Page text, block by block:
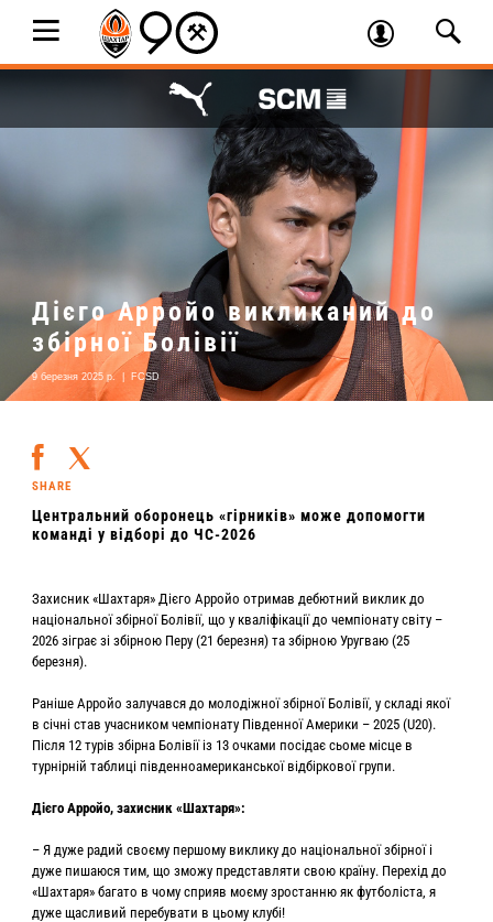
Дієго Арройо викликаний до
збірної Болівії
9 березня 2025 р. FCSD
SHARE
Центральний оборонець «гірників» може допомогти
команді у відборі до ЧС-2026
Захисник «Шахтаря» Дієго Арройо отримав дебютний виклик до
національної збірної Болівії, що у кваліфікації до чемпіонату світу –
2026 зіграє зі збірною Перу (21 березня) та збірною Уругваю (25
березня).
Раніше Арройо залучався до молодіжної збірної Болівії, у складі якої
в січні став учасником чемпіонату Південної Америки – 2025 (U20).
Після 12 турів збірна Болівії із 13 очками посідає сьоме місце в
турнірній таблиці південноамериканської відбіркової групи.
Дієго Арройо, захисник «Шахтаря»:
– Я дуже радий своєму першому виклику до національної збірної і
дуже пишаюся тим, що зможу представляти свою країну. Перехід до
«Шахтаря» багато в чому сприяв моєму зростанню як футболіста, я
дуже щасливий перебувати в цьому клубі!